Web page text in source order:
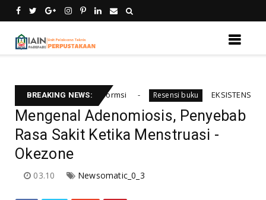
BREAKING NEWS:
temu kebali informsi Resensi buku EKSISTENSI HUKUM
Mengenal Adenomiosis, Penyebab
Rasa Sakit Ketika Menstruasi -
Okezone
03.10 Newsomatic_0_3